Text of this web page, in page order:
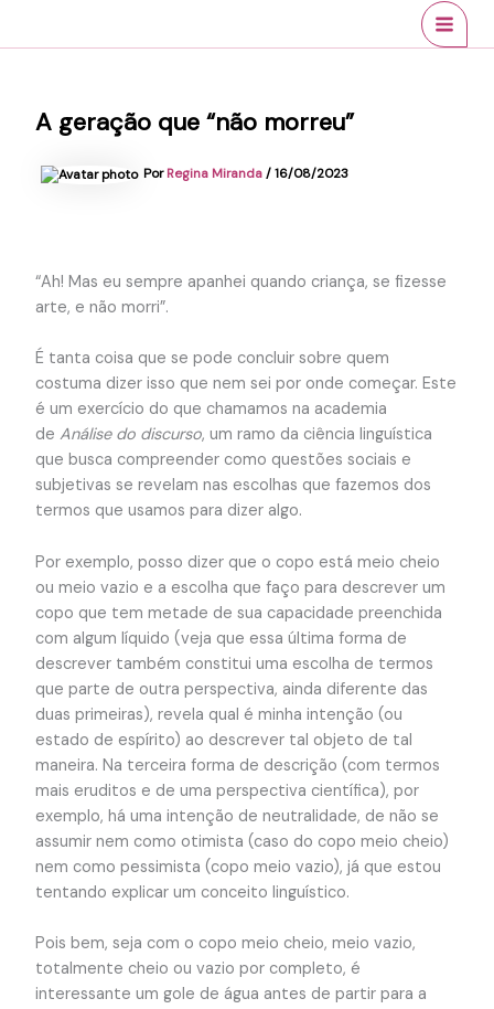
A geração que “não morreu”
PorRegina Miranda/16/08/2023
“Ah! Mas eu sempre apanhei quando criança, se fizesse
arte, e não morri”.
É tanta coisa que se pode concluir sobre quem
costuma dizer isso que nem sei por onde começar. Este
é um exercício do que chamamos na academia
de Análise do discurso, um ramo da ciência linguística
que busca compreender como questões sociais e
subjetivas se revelam nas escolhas que fazemos dos
termos que usamos para dizer algo.
Por exemplo, posso dizer que o copo está meio cheio
ou meio vazio e a escolha que faço para descrever um
copo que tem metade de sua capacidade preenchida
com algum líquido (veja que essa última forma de
descrever também constitui uma escolha de termos
que parte de outra perspectiva, ainda diferente das
duas primeiras), revela qual é minha intenção (ou
estado de espírito) ao descrever tal objeto de tal
maneira. Na terceira forma de descrição (com termos
mais eruditos e de uma perspectiva científica), por
exemplo, há uma intenção de neutralidade, de não se
assumir nem como otimista (caso do copo meio cheio)
nem como pessimista (copo meio vazio), já que estou
tentando explicar um conceito linguístico.
Pois bem, seja com o copo meio cheio, meio vazio,
totalmente cheio ou vazio por completo, é
interessante um gole de água antes de partir para a